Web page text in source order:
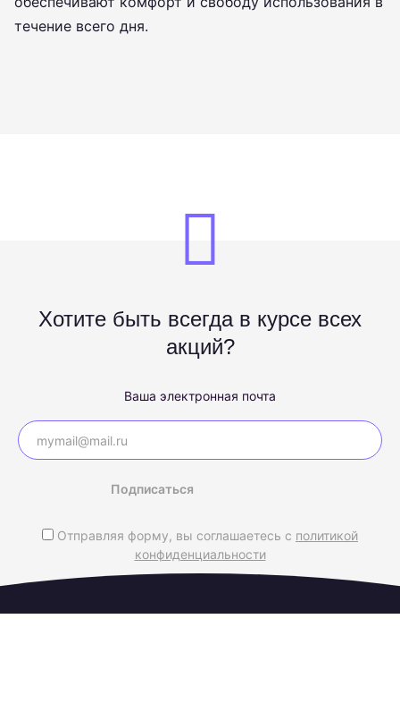
течение всего дня.
Хотите быть всегда в курсе всех
акций?
Ваша электронная почта
Подписаться
Отправляя форму, вы соглашаетесь с политикой
конфиденциальности